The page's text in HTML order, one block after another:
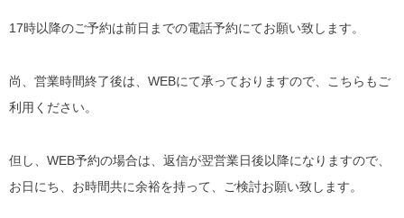
17時以降のご予約は前日までの電話予約にてお願い致します。
尚、営業時間終了後は、WEBにて承っておりますので、こちらもご
利用ください。
但し、WEB予約の場合は、返信が翌営業日後以降になりますので、
お日にち、お時間共に余裕を持って、ご検討お願い致します。